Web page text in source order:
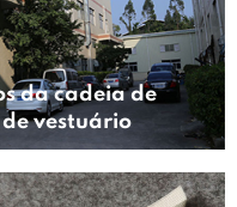
da cadeia de
vestuário